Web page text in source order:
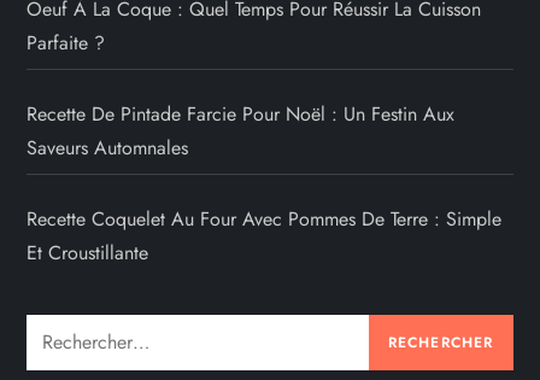
Oeuf À La Coque : Quel Temps Pour Réussir La Cuisson
Parfaite ?
Recette De Pintade Farcie Pour Noël : Un Festin Aux
Saveurs Automnales
Recette Coquelet Au Four Avec Pommes De Terre : Simple
Et Croustillante
Rechercher :